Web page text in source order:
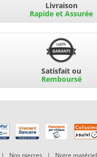
Livraison
Rapide et Assurée
Satisfait ou
Remboursé